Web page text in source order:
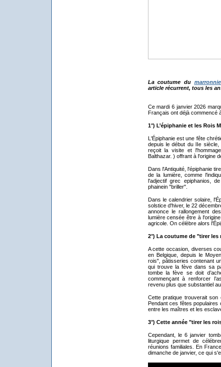
La coutume du
article récurrent, tous les
Ce mardi 6 janvier 2026
Français ont déjà commencé
1°) L’épiphanie et les Rois
L'Épiphanie est une fête
depuis le début du IIe
reçoit la visite et
Balthazar. ) offrant à l'origine
Dans l'Antiquité, l'épiphanie
de la lumière, comme
l'adjectif grec epiphanios,
phainein "briller".
Dans le calendrier solaire,
solstice d'hiver, le 22
annonce le rallongement
lumière censée être à
agricole. On célèbre alors
2°) La coutume de "tirer les
A cette occasion, diverses
en Belgique, depuis le
rois", pâtisseries contenant
qui trouve la fève dans sa
tombe la fève se doit
commençant à renforcer
revenu plus que substantiel
Cette pratique trouverait
Pendant ces fêtes populaires
entre les maîtres et les
3°) Cette année "tirer les
Cependant, le 6 janvier
liturgique permet de
réunions familiales. En
dimanche de janvier, ce qui